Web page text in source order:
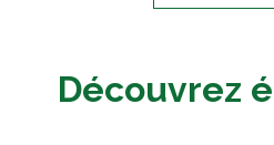
Découvrez